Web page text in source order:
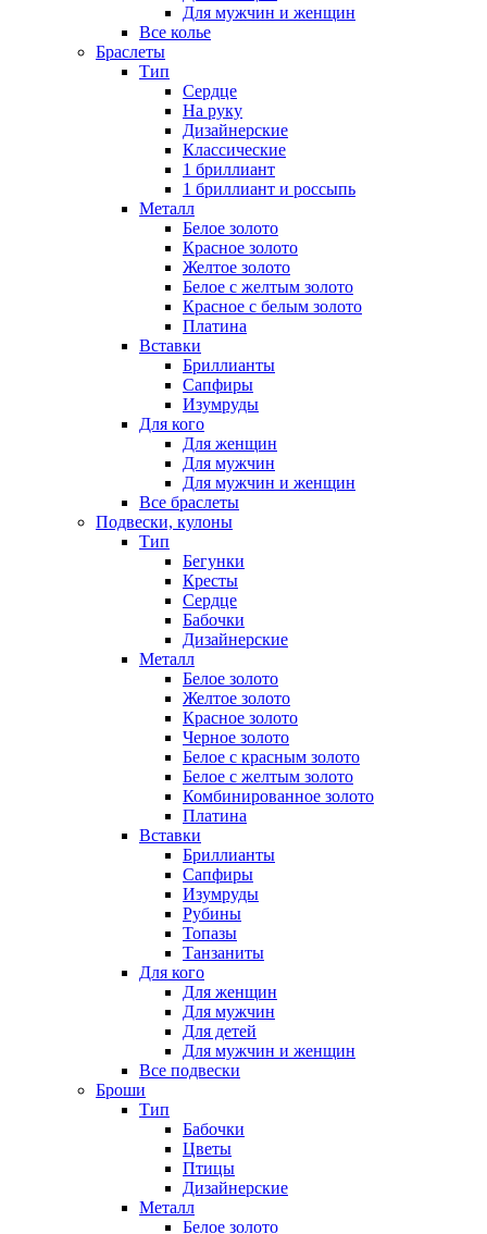
Для мужчин и женщин
Все колье
Браслеты
Тип
Сердце
На руку
Дизайнерские
Классические
1 бриллиант
1 бриллиант и россыпь
Металл
Белое золото
Красное золото
Желтое золото
Белое с желтым золото
Красное с белым золото
Платина
Вставки
Бриллианты
Сапфиры
Изумруды
Для кого
Для женщин
Для мужчин
Для мужчин и женщин
Все браслеты
Подвески, кулоны
Тип
Бегунки
Кресты
Сердце
Бабочки
Дизайнерские
Металл
Белое золото
Желтое золото
Красное золото
Черное золото
Белое с красным золото
Белое с желтым золото
Комбинированное золото
Платина
Вставки
Бриллианты
Сапфиры
Изумруды
Рубины
Топазы
Танзаниты
Для кого
Для женщин
Для мужчин
Для детей
Для мужчин и женщин
Все подвески
Броши
Тип
Бабочки
Цветы
Птицы
Дизайнерские
Металл
Белое золото